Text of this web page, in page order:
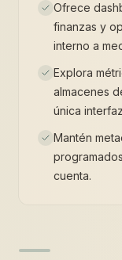
Ofrece
finanzas y
interno a
Explora
almacenes
única
Mantén
cuenta.